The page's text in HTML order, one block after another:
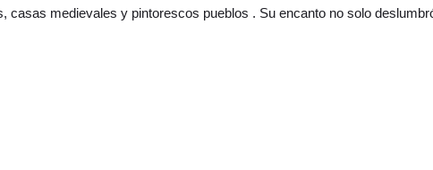
medievales y pintorescos pueblos . Su encanto no solo